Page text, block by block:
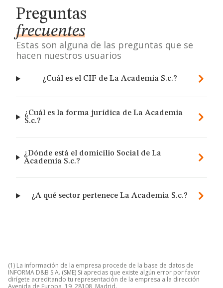
Preguntas
frecuentes
Estas son alguna de las preguntas que se
hacen nuestros usuarios
¿Cuál es el CIF de La Academia S.c.?
¿Cuál es la forma jurídica de La Academia
S.c.?
¿Dónde está el domicilio Social de La
Academia S.c.?
¿A qué sector pertenece La Academia S.c.?
(1) La información de la empresa procede de la base de datos de
INFORMA D&B S.A. (SME) Si aprecias que existe algún error por favor
dirígete acreditando tu representación de la empresa a la dirección
Avenida de Europa, 19, 28108, Madrid.